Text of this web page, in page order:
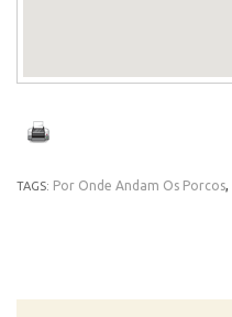
TAGS: Por Onde Andam Os Porcos,